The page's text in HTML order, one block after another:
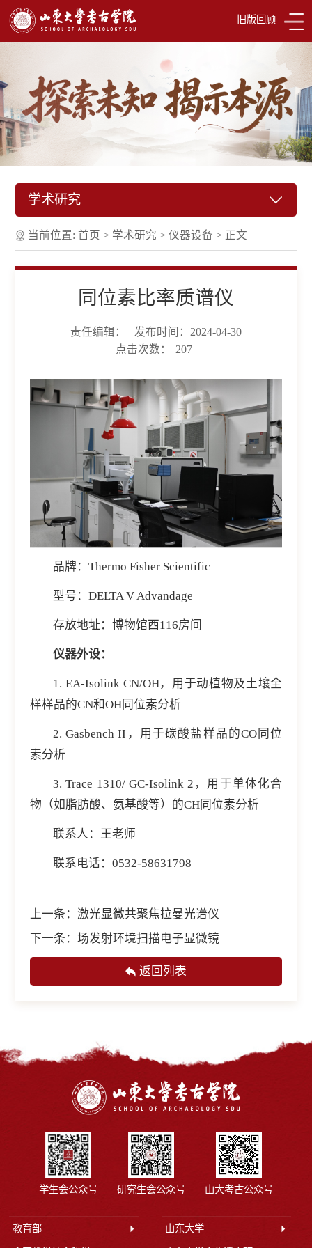
旧版回顾
学术研究
当前位置:首页 > 学术研究 >仪器设备 > 正文
同位素比率质谱仪
责任编辑：
发布时间：2024-04-30
点击次数：
207
品牌：Thermo Fisher Scientific
型号：DELTA V Advandage
存放地址：博物馆西116房间
仪器外设：
1. EA-Isolink CN/OH，用于动植物及土壤全
样样品的CN和OH同位素分析
2. Gasbench II，用于碳酸盐样品的CO同位
素分析
3. Trace 1310/ GC-Isolink 2，用于单体化合
物（如脂肪酸、氨基酸等）的CH同位素分析
联系人：王老师
联系电话：0532-58631798
上一条： 激光显微共聚焦拉曼光谱仪
下一条： 场发射环境扫描电子显微镜
返回列表
学生会公众号 研究生会公众号 山大考古公众号
教育部 山东大学